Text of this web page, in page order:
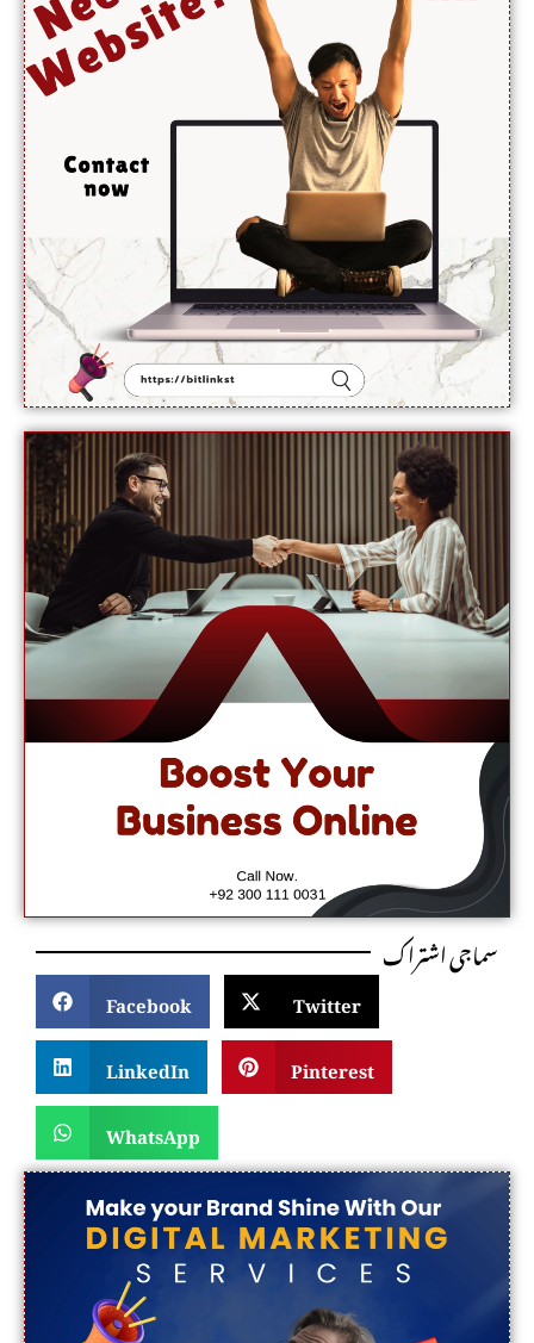
سماجی اشتراک
Facebook
Twitter
LinkedIn
Pinterest
WhatsApp